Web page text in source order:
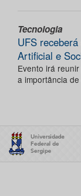
Tecnologia
UFS
Artificial e
Evento irá
a importância